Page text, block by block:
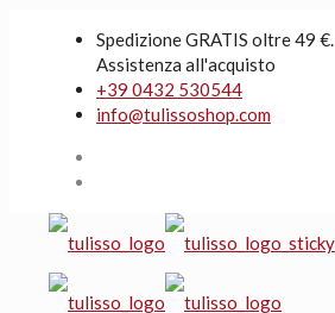
Spedizione GRATIS oltre 49 €.
Assistenza all'acquisto
+39 0432 530544
info@tulissoshop.com